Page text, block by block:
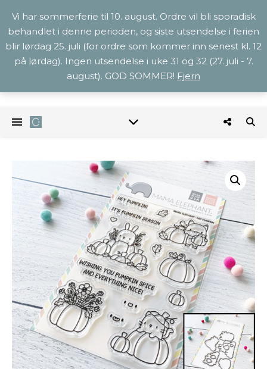
Vi har sommerferie til 10. august. Ordre vil bli sporadisk
behandlet i denne perioden, og siste utsendelse i ferien
blir lørdag 25. juli (for ordre som kommer inn senest kl. 12
på lørdag). Ingen utsendelse i uke 31 og 32 (27. juli - 7.
august). GOD SOMMER! Fjern